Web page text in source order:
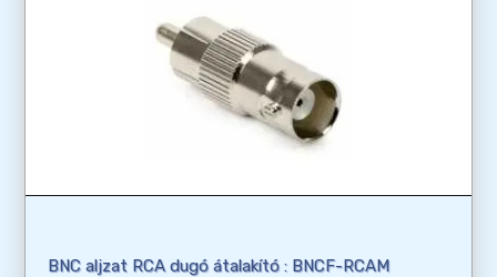
BNC aljzat RCA dugó átalakító : BNCF-RCAM